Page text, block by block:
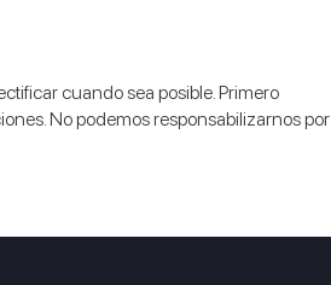
cuando sea posible. Primero
No podemos responsabilizarnos por